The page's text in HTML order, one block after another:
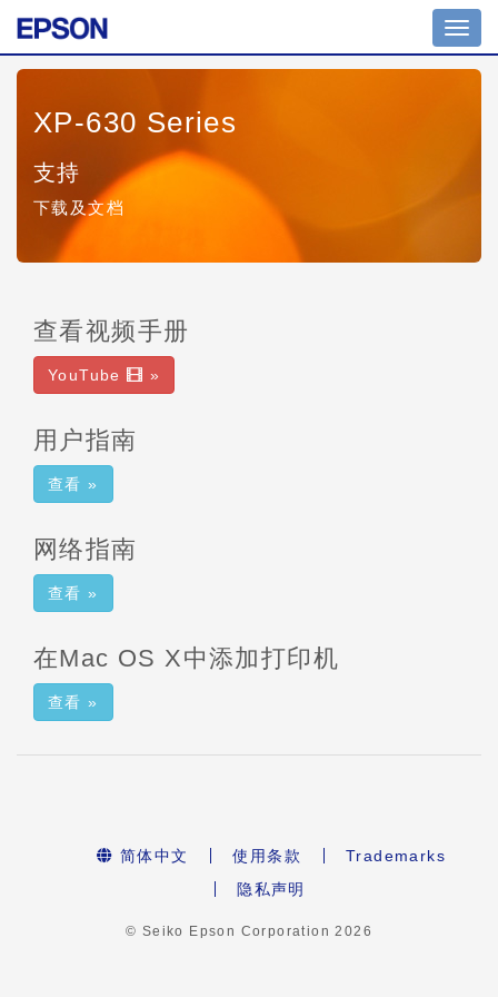
XP-630 Series
支持
下载及文档
查看视频手册
YouTube »
用户指南
查看 »
网络指南
查看 »
在Mac OS X中添加打印机
查看 »
简体中文 使用条款
Trademarks
隐私声明
© Seiko Epson Corporation2026